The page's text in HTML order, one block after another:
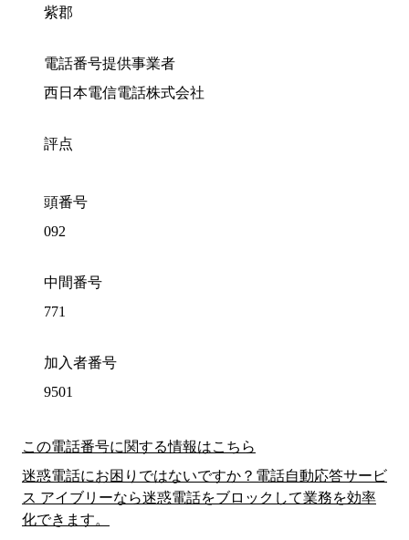
紫郡
電話番号提供事業者
西日本電信電話株式会社
評点
頭番号
092
中間番号
771
加入者番号
9501
この電話番号に関する情報はこちら
迷惑電話にお困りではないですか？電話自動応答サービ
ス アイブリーなら迷惑電話をブロックして業務を効率
化できます。